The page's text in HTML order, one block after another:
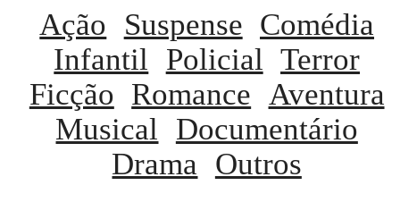
Ação Suspense Comédia
Infantil
Policial Terror
Ficção Romance Aventura
Musical
Documentário
Drama
Outros